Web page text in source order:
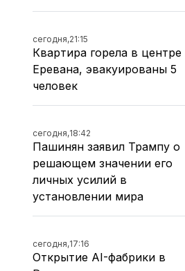
сегодня,21:15
Квартира горела в центре
Еревана, эвакуированы 5
человек
сегодня,18:42
Пашинян заявил Трампу о
решающем значении его
личных усилий в
установлении мира
сегодня,17:16
Открытие AI-фабрики в